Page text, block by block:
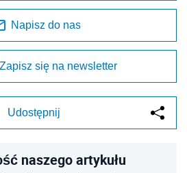
Napisz do nas
Zapisz się na newsletter
Udostępnij
naszego artykułu